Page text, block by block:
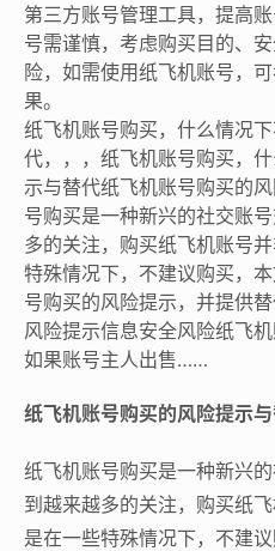
第三方账号管理工具，提高
号需谨慎，考虑购买目的、
险，如需使用纸飞机账号，
果。
纸飞机账号购买，什么情况
代，，，纸飞机账号购买，
示与替代纸飞机账号购买的
号购买是一种新兴的社交账
多的关注，购买纸飞机账号
特殊情况下，不建议购买，
号购买的风险提示，并提供
风险提示信息安全风险纸飞
如果账号主人出售……
纸飞机账号购买的风险提示
纸飞机账号购买是一种新兴
到越来越多的关注，购买纸
是在一些特殊情况下，不建